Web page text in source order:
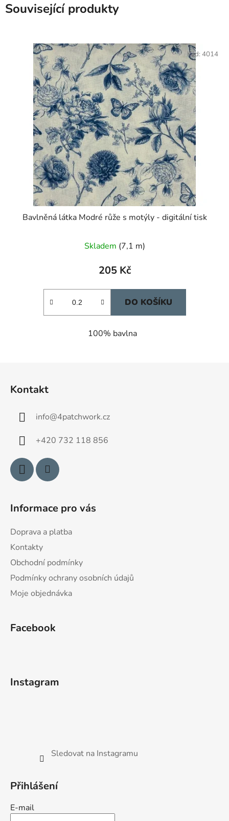
Související produkty
Bavlněná látka Modré růže s motýly - digitální tisk
Skladem (7,1 m)
205 Kč
DO KOŠÍKU
100% bavlna
Kód: 4014
Kontakt
info@4patchwork.cz
+420 732 118 856
Informace pro vás
Doprava a platba
Kontakty
Obchodní podmínky
Podmínky ochrany osobních údajů
Moje objednávka
Facebook
Instagram
Sledovat na Instagramu
Přihlášení
E-mail